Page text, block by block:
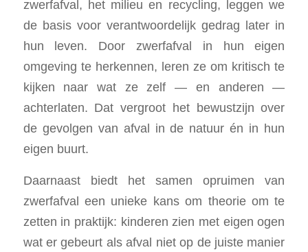
zwerfafval, het milieu en recycling, leggen we
de basis voor verantwoordelijk gedrag later in
hun leven. Door zwerfafval in hun eigen
omgeving te herkennen, leren ze om kritisch te
kijken naar wat ze zelf — en anderen —
achterlaten. Dat vergroot het bewustzijn over
de gevolgen van afval in de natuur én in hun
eigen buurt.
Daarnaast biedt het samen opruimen van
zwerfafval een unieke kans om theorie om te
zetten in praktijk: kinderen zien met eigen ogen
wat er gebeurt als afval niet op de juiste manier